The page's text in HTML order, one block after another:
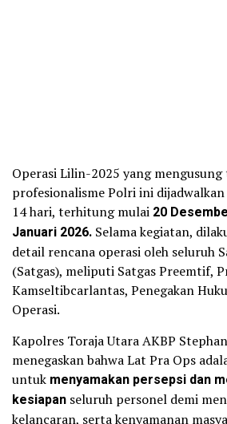
Operasi Lilin-2025 yang
profesionalisme Polri ini
14 hari, terhitung mulai 20
Januari 2026. Selama kegiatan,
detail rencana operasi oleh seluruh
(Satgas), meliputi Satgas Preemtif,
Kamseltibcarlantas, Penegakan
Operasi.
Kapolres Toraja Utara AKBP
menegaskan bahwa Lat Pra Ops
untuk menyamakan persepsi dan
kesiapan seluruh personel demi
kelancaran, serta kenyamanan